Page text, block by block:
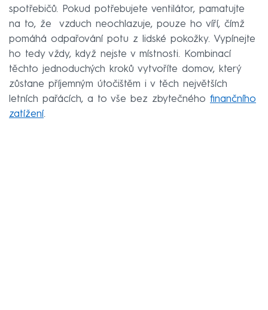
spotřebičů. Pokud potřebujete ventilátor, pamatujte
na to, že vzduch neochlazuje, pouze ho víří, čímž
pomáhá odpařování potu z lidské pokožky. Vypínejte
ho tedy vždy, když nejste v místnosti. Kombinací
těchto jednoduchých kroků vytvoříte domov, který
zůstane příjemným útočištěm i v těch největších
letních pařácích, a to vše bez zbytečného finančního
zatížení.